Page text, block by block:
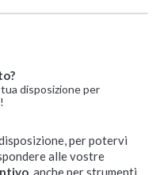
disposizione per
per potervi
alle vostre
, anche per strumenti